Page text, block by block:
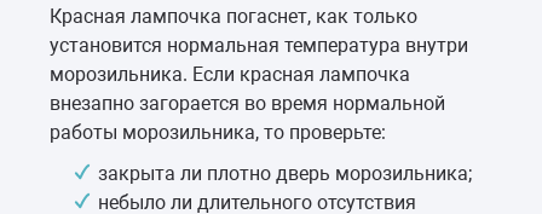
Красная лампочка погаснет, как только
установится нормальная температура внутри
морозильника. Если красная лампочка
внезапно загорается во время нормальной
работы морозильника, то проверьте:
закрыта ли плотно дверь морозильника;
небыло ли длительного отсутствия